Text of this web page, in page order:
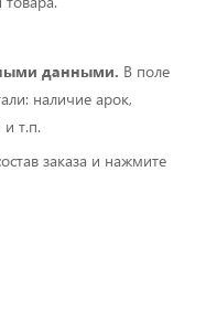
данными. В поле
наличие арок,
и т.п.
заказа и нажмите